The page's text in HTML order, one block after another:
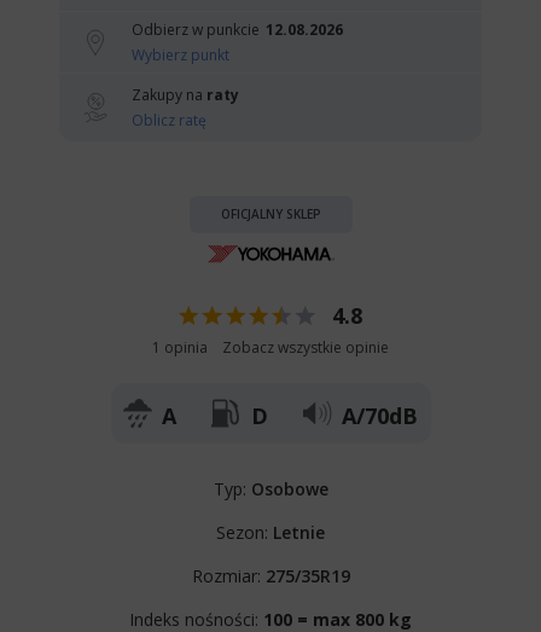
Odbierz w punkcie 12.08.2026
Wybierz punkt
Zakupy na raty
Oblicz ratę
OFICJALNY SKLEP
4.8
1 opinia Zobacz wszystkie opinie
A D A/70dB
Typ: Osobowe
Sezon: Letnie
Rozmiar: 275/35R19
Indeks nośności: 100 = max 800 kg